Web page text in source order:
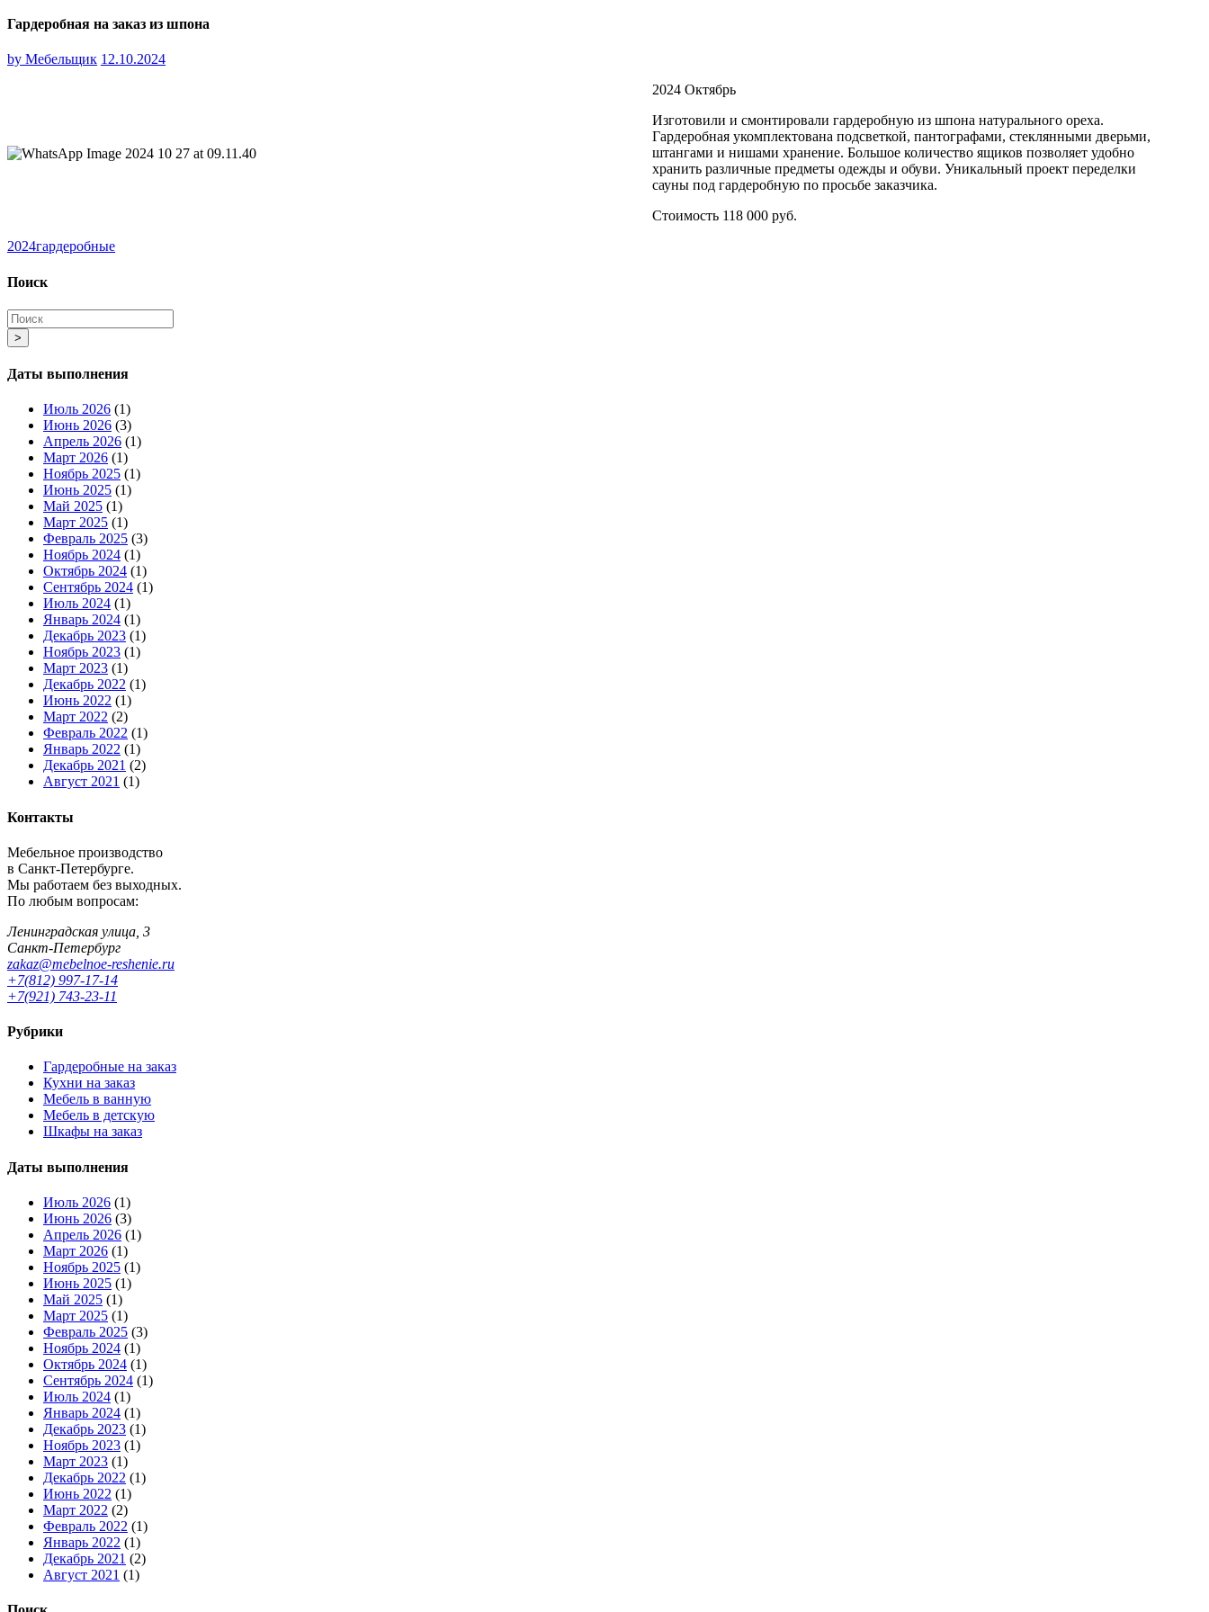
Гардеробная на заказ из шпона
by Мебельщик 12.10.2024
2024 Октябрь
Изготовили и смонтировали гардеробную из шпона натурального ореха.
Гардеробная укомплектована подсветкой, пантографами, стеклянными дверьми,
штангами и нишами хранение. Большое количество ящиков позволяет удобно
хранить различные предметы одежды и обуви. Уникальный проект переделки
сауны под гардеробную по просьбе заказчика.
Стоимость 118 000 руб.
2024гардеробные
Поиск
>
Даты выполнения
Июль 2026 (1)
Июнь 2026 (3)
Апрель 2026 (1)
Март 2026 (1)
Ноябрь 2025 (1)
Июнь 2025 (1)
Май 2025 (1)
Март 2025 (1)
Февраль 2025 (3)
Ноябрь 2024 (1)
Октябрь 2024 (1)
Сентябрь 2024 (1)
Июль 2024 (1)
Январь 2024 (1)
Декабрь 2023 (1)
Ноябрь 2023 (1)
Март 2023 (1)
Декабрь 2022 (1)
Июнь 2022 (1)
Март 2022 (2)
Февраль 2022 (1)
Январь 2022 (1)
Декабрь 2021 (2)
Август 2021 (1)
Контакты
Мебельное производство
в Санкт-Петербурге.
Мы работаем без выходных.
По любым вопросам:
Ленинградская улица, 3
Санкт-Петербург
zakaz@mebelnoe-reshenie.ru
+7(812) 997-17-14
+7(921) 743-23-11
Рубрики
Гардеробные на заказ
Кухни на заказ
Мебель в ванную
Мебель в детскую
Шкафы на заказ
Даты выполнения
Июль 2026 (1)
Июнь 2026 (3)
Апрель 2026 (1)
Март 2026 (1)
Ноябрь 2025 (1)
Июнь 2025 (1)
Май 2025 (1)
Март 2025 (1)
Февраль 2025 (3)
Ноябрь 2024 (1)
Октябрь 2024 (1)
Сентябрь 2024 (1)
Июль 2024 (1)
Январь 2024 (1)
Декабрь 2023 (1)
Ноябрь 2023 (1)
Март 2023 (1)
Декабрь 2022 (1)
Июнь 2022 (1)
Март 2022 (2)
Февраль 2022 (1)
Январь 2022 (1)
Декабрь 2021 (2)
Август 2021 (1)